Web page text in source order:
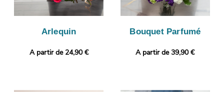
Arlequin
A partir de 24,90 €
Bouquet Parfumé
A partir de 39,90 €